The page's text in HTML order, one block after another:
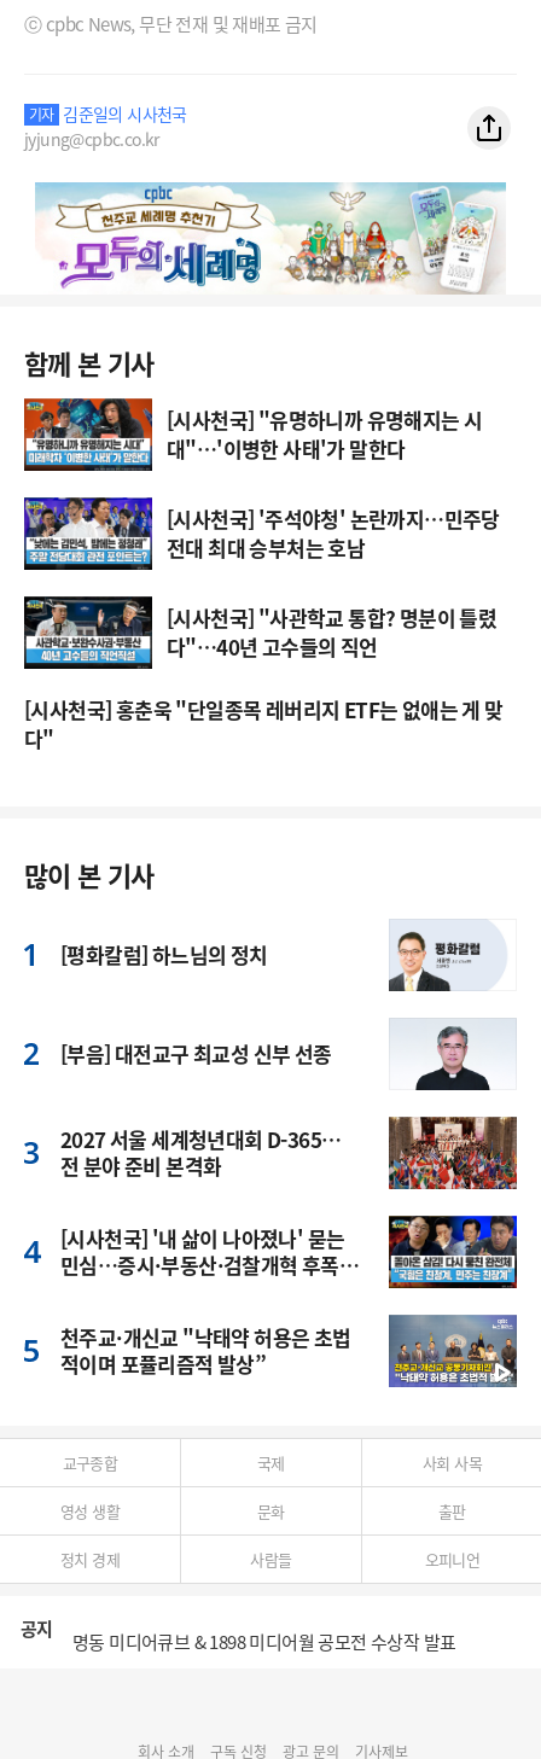
ⓒ cpbc News, 무단 전재 및 재배포 금지
기자 김준일의 시사천국
jyjung@cpbc.co.kr
함께 본 기사
[시사천국] "유명하니까 유명해지는 시
대"…'이병한 사태'가 말한다
[시사천국] '주석야청' 논란까지…민주당
전대 최대 승부처는 호남
[시사천국] "사관학교 통합? 명분이 틀렸
다"…40년 고수들의 직언
[시사천국] 홍춘욱 "단일종목 레버리지 ETF는 없애는 게 맞
다"
많이 본 기사
[평화칼럼] 하느님의 정치
[부음] 대전교구 최교성 신부 선종
2027 서울 세계청년대회 D-365…
전 분야 준비 본격화
[시사천국] '내 삶이 나아졌나' 묻는
민심…증시·부동산·검찰개혁 후폭
천주교·개신교 "낙태약 허용은 초법
적이며 포퓰리즘적 발상”
교구종합 국제 사회 사목
영성 생활 문화 출판
정치 경제 사람들 오피니언
공지 명동 미디어큐브 & 1898 미디어월 공모전 수상작 발표
회사 소개 구독 신청 광고 문의 기사제보